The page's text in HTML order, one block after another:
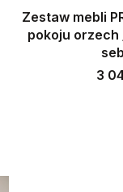
Zestaw mebli
pokoju orzech
3